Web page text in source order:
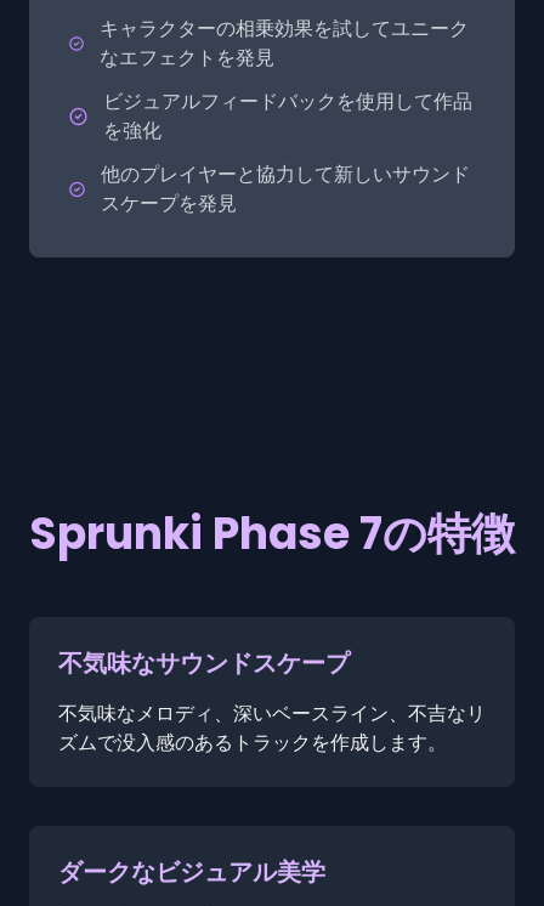
キャラクターの相乗効果を試してユニーク
なエフェクトを発見
ビジュアルフィードバックを使用して作品
を強化
他のプレイヤーと協力して新しいサウンド
スケープを発見
Sprunki Phase 7の特徴
不気味なサウンドスケープ
不気味なメロディ、深いベースライン、不吉なリ
ズムで没入感のあるトラックを作成します。
ダークなビジュアル美学